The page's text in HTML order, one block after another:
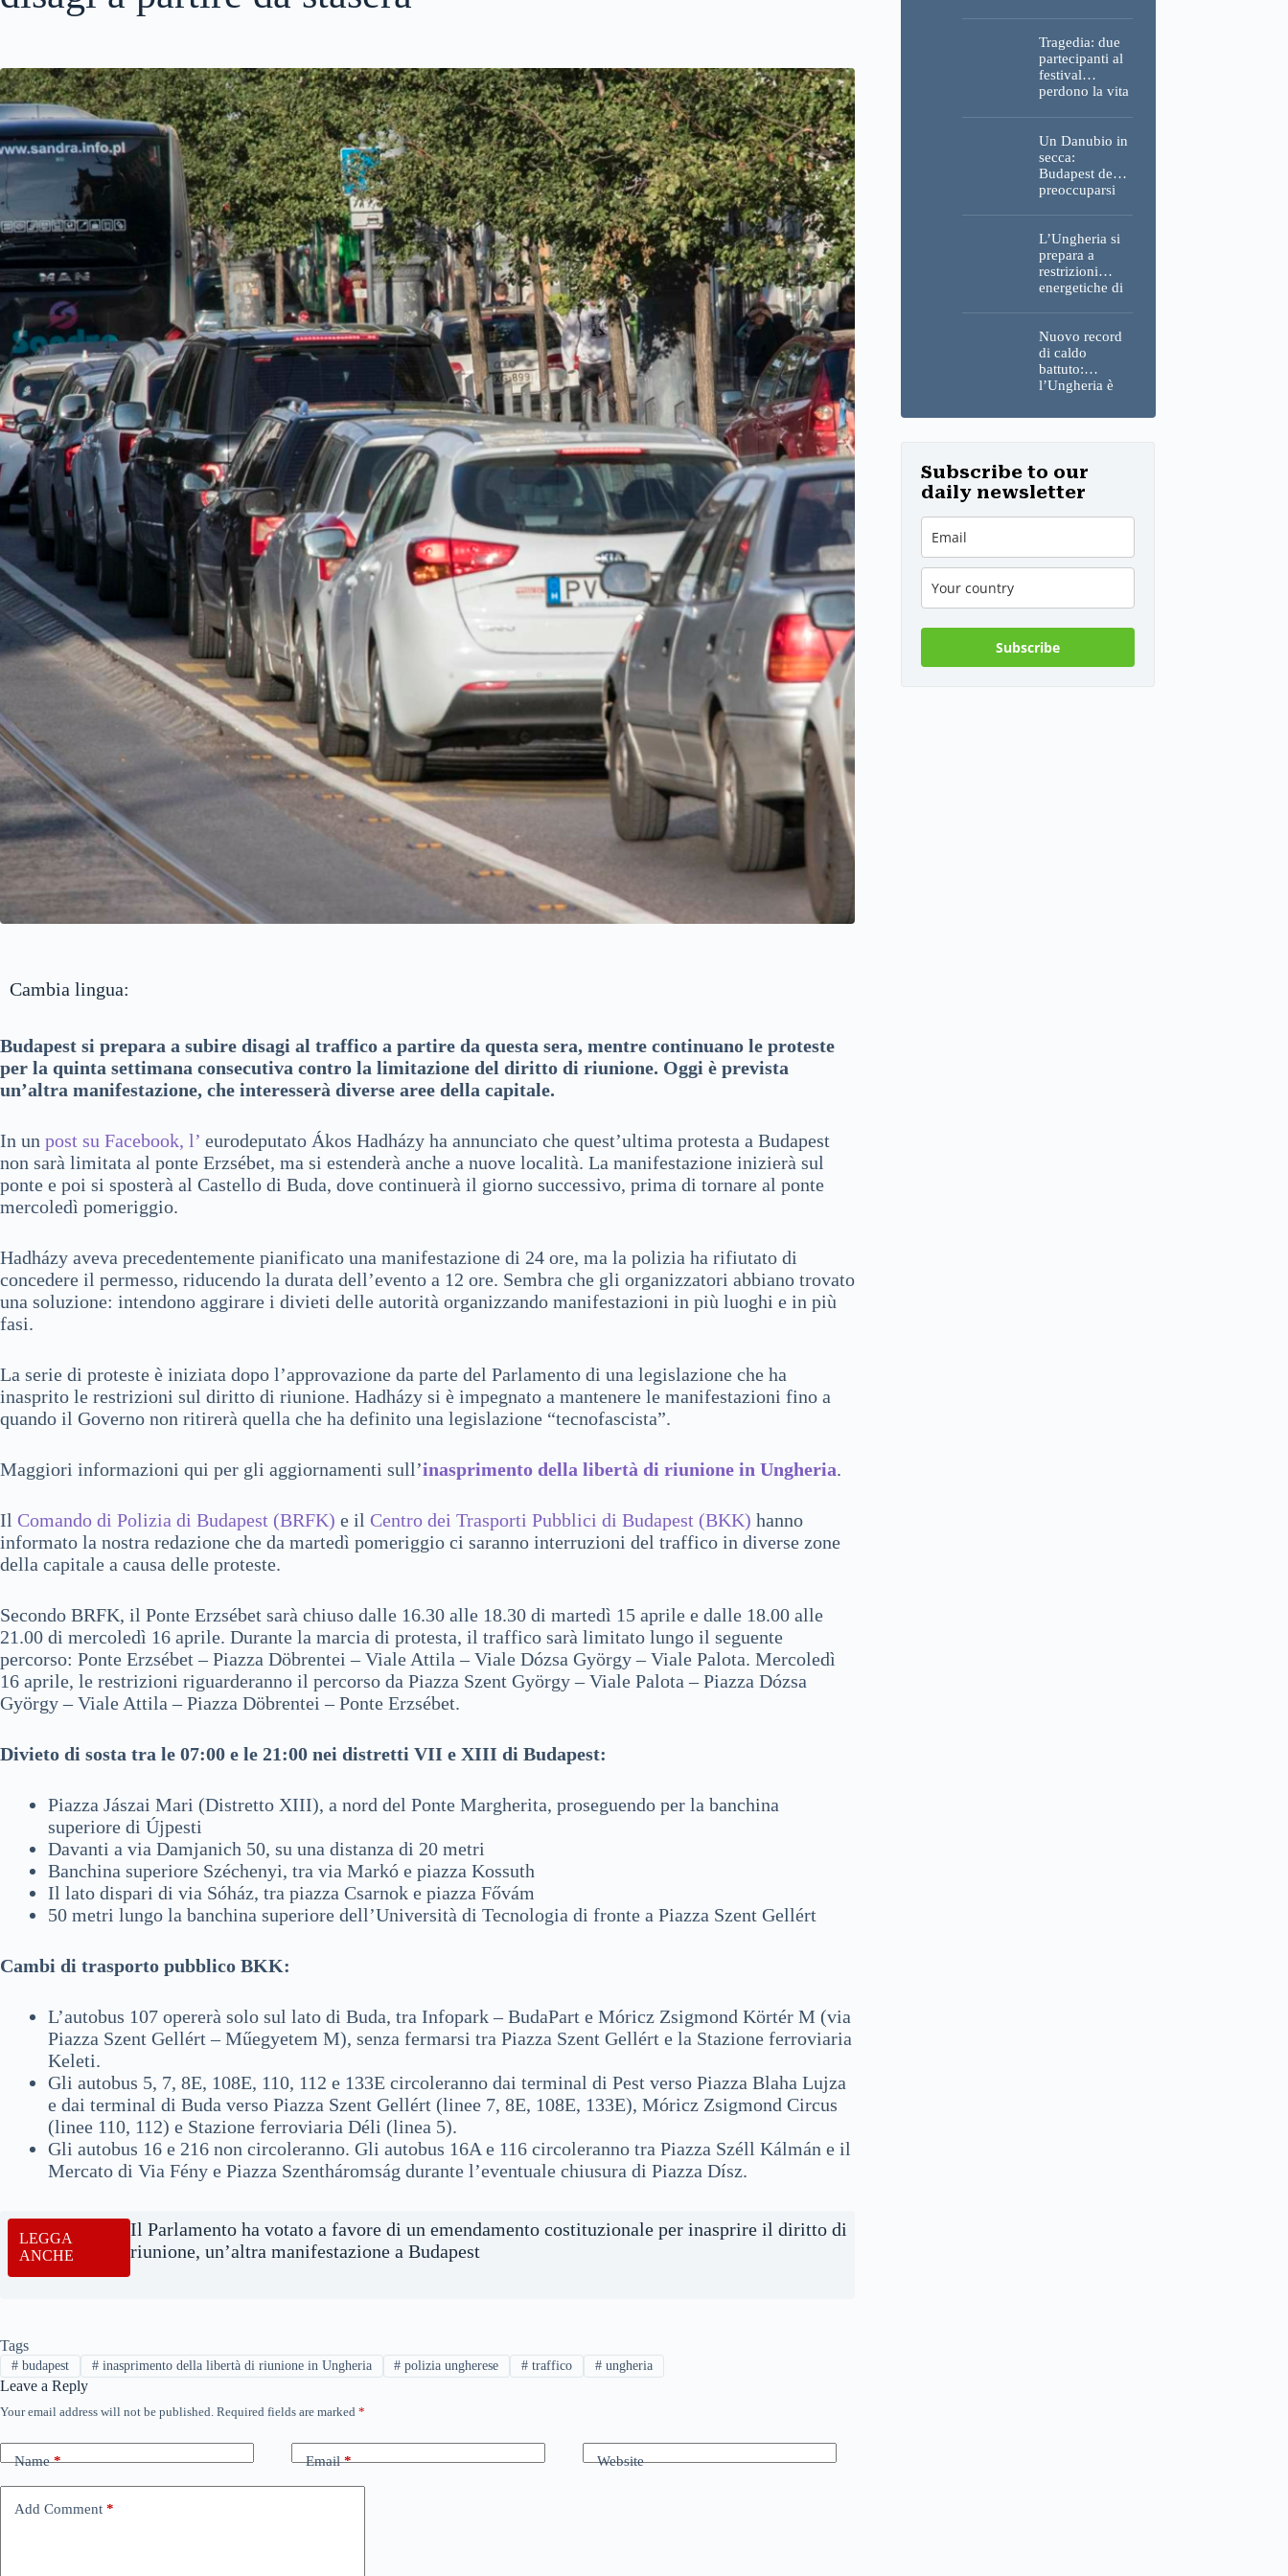
Cambia lingua:
Budapest si prepara a subire disagi al traffico a partire da questa sera, mentre continuano le proteste
per la quinta settimana consecutiva contro la limitazione del diritto di riunione. Oggi è prevista
un’altra manifestazione, che interesserà diverse aree della capitale.
In un post su Facebook, l’ eurodeputato Ákos Hadházy ha annunciato che quest’ultima protesta a Budapest
non sarà limitata al ponte Erzsébet, ma si estenderà anche a nuove località. La manifestazione inizierà sul
ponte e poi si sposterà al Castello di Buda, dove continuerà il giorno successivo, prima di tornare al ponte
mercoledì pomeriggio.
Hadházy aveva precedentemente pianificato una manifestazione di 24 ore, ma la polizia ha rifiutato di
concedere il permesso, riducendo la durata dell’evento a 12 ore. Sembra che gli organizzatori abbiano trovato
una soluzione: intendono aggirare i divieti delle autorità organizzando manifestazioni in più luoghi e in più
fasi.
La serie di proteste è iniziata dopo l’approvazione da parte del Parlamento di una legislazione che ha
inasprito le restrizioni sul diritto di riunione. Hadházy si è impegnato a mantenere le manifestazioni fino a
quando il Governo non ritirerà quella che ha definito una legislazione “tecnofascista”.
Maggiori informazioni qui per gli aggiornamenti sull’inasprimento della libertà di riunione in Ungheria.
Il Comando di Polizia di Budapest (BRFK) e il Centro dei Trasporti Pubblici di Budapest (BKK) hanno
informato la nostra redazione che da martedì pomeriggio ci saranno interruzioni del traffico in diverse zone
della capitale a causa delle proteste.
Secondo BRFK, il Ponte Erzsébet sarà chiuso dalle 16.30 alle 18.30 di martedì 15 aprile e dalle 18.00 alle
21.00 di mercoledì 16 aprile. Durante la marcia di protesta, il traffico sarà limitato lungo il seguente
percorso: Ponte Erzsébet – Piazza Döbrentei – Viale Attila – Viale Dózsa György – Viale Palota. Mercoledì
16 aprile, le restrizioni riguarderanno il percorso da Piazza Szent György – Viale Palota – Piazza Dózsa
György – Viale Attila – Piazza Döbrentei – Ponte Erzsébet.
Divieto di sosta tra le 07:00 e le 21:00 nei distretti VII e XIII di Budapest:
Piazza Jászai Mari (Distretto XIII), a nord del Ponte Margherita, proseguendo per la banchina
superiore di Újpesti
Davanti a via Damjanich 50, su una distanza di 20 metri
Banchina superiore Széchenyi, tra via Markó e piazza Kossuth
Il lato dispari di via Sóház, tra piazza Csarnok e piazza Fővám
50 metri lungo la banchina superiore dell’Università di Tecnologia di fronte a Piazza Szent Gellért
Cambi di trasporto pubblico BKK:
L’autobus 107 opererà solo sul lato di Buda, tra Infopark – BudaPart e Móricz Zsigmond Körtér M (via
Piazza Szent Gellért – Műegyetem M), senza fermarsi tra Piazza Szent Gellért e la Stazione ferroviaria
Keleti.
Gli autobus 5, 7, 8E, 108E, 110, 112 e 133E circoleranno dai terminal di Pest verso Piazza Blaha Lujza
e dai terminal di Buda verso Piazza Szent Gellért (linee 7, 8E, 108E, 133E), Móricz Zsigmond Circus
(linee 110, 112) e Stazione ferroviaria Déli (linea 5).
Gli autobus 16 e 216 non circoleranno. Gli autobus 16A e 116 circoleranno tra Piazza Széll Kálmán e il
Mercato di Via Fény e Piazza Szentháromság durante l’eventuale chiusura di Piazza Dísz.
LEGGA
ANCHE
Il Parlamento ha votato a favore di un emendamento costituzionale per inasprire il diritto di
riunione, un’altra manifestazione a Budapest
Tags
#budapest #inasprimento della libertà di riunione in Ungheria # polizia ungherese # traffico # ungheria
Leave a Reply
Your email address will not be published. Required fields are marked *
Name* Email* Website
Add Comment *
Buda e della
Cittadella
verranno
spente
Tragedia: due
partecipanti al
festival
perdono la vita
Ungheria
Un Danubio in
secca:
Budapest deve
preoccuparsi
mento idrico?
Un esperto
mette in luce
un fatto
L’Ungheria si
prepara a
restrizioni
energetiche di
nucleare di
Paks potrebbe
chiudere
questo fine
Nuovo record
di caldo
battuto:
l’Ungheria è
più caldi
Subscribe to our
daily newsletter
Subscribe